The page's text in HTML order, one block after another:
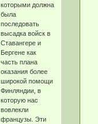
которыми должна
была
последовать
высадка войск в
Ставангере и
Бергене как
часть плана
оказания более
широкой помощи
Финляндии, в
которую нас
вовлекли
французы. Эти